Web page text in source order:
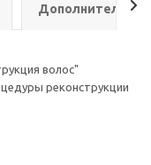
Дополнительно
волос"
реконструкции